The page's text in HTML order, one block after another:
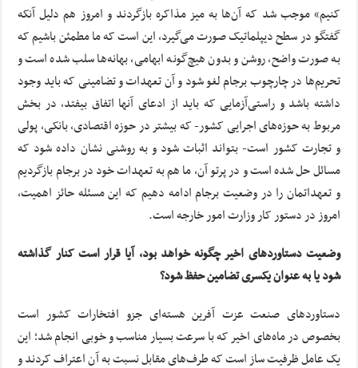
کنیم» موجب شد که آن‌ها به میز مذاکره بازگردند و امروز هم دلیل آنکه
گفتگو در سطح دیپلماتیک صورت می‌گیرد، این است که ما مطمئن باشیم که
به صورت واضح، روشن و بدون هیچ‌گونه ابهامی، بهانه‌ها سلب شده است و
تحریم‌ها در چارچوب برجام لغو شود و آن تعهدات و تضامینی که باید وجود
داشته باشد و راستی‌آزمایی که باید از ادعای آنها اتفاق بیفتد، در بخش
مربوط به حوزه‌های اجرایی کشور- که بیشتر در حوزه اقتصادی، بانکی، پولی
و تجارت کشور است- بتواند اثبات شود و به روشنی نشان داده شود که
مسائل حل شده است و در پرتو آن، ما هم به تعهدات خود در برجام بازگردیم
و تعهداتمان را در وضعیت برجام ادامه دهیم که این مسئله حائز اهمیت،
امروز در دستور کار وزارت امور خارجه است.
وضعیت دستاوردهای اخیر چگونه خواهد بود، آیا قرار است کنار گذاشته
شود یا به عنوان یکسری تضامین حفظ شود؟
دستاوردهای صنعت عزت آفرین هسته‌ای جزو افتخارات کشور است
بخصوص در ماه‌های اخیر که با سرعت بسیار مناسب و خوبی انجام شد؛ این
یک عامل ظرفیت ساز است که طرف‌های مقابل نسبت به آن اعتراف کردند و